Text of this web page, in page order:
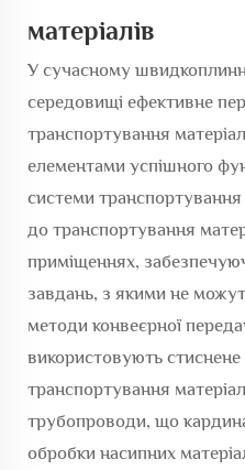
матеріалів
У сучасному
середовищі ефективне
транспортування
елементами успішного
системи транспортування
до транспортування
приміщеннях,
завдань, з якими не
методи конвеєрної
використовують стиснене
транспортування
трубопроводи, що
обробки насипних